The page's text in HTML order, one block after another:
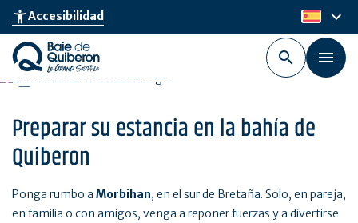
Skip
main
content
accessibility_newAccesibilidad es
keyboard_arrow_down
Preparar su estancia en la bahía de
Quiberon
Ponga rumbo a Morbihan, en el sur de Bretaña. Solo, en pareja,
en familia o con amigos, venga a reponer fuerzas y a divertirse